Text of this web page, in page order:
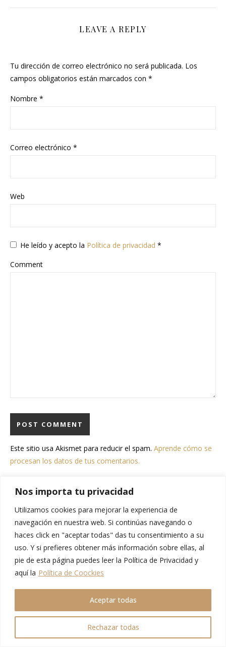
Nos importa tu privacidad
Utilizamos cookies para mejorar la experiencia de
navegación en nuestra web. Si continúas navegando o
haces click en "aceptar todas" das tu consentimiento a su
uso. Y si prefieres obtener más información sobre ellas, al
pie de esta página puedes leer la Política de Privacidad y
aquí la Política de Coockies
Rechazar todas
Aceptar todas
LEAVE A REPLY
Tu dirección de correo electrónico no será publicada. Los
campos obligatorios están marcados con *
Nombre *
Correo electrónico *
Web
He leído y acepto la Política de privacidad *
Comment
Este sitio usa Akismet para reducir el spam. Aprende cómo se
procesan los datos de tus comentarios.
EL QUE BUSCA…
PRÓXIMA AVENTURA EN...
días
12
horas
: 12
mins segs